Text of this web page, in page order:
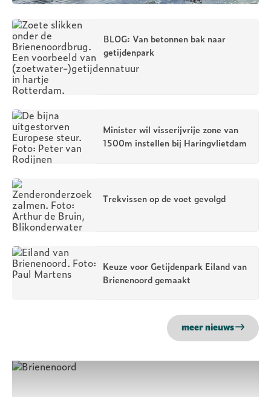
BLOG: Van betonnen bak naar
getijdenpark
Minister wil visserijvrije zone van
1500m instellen bij Haringvlietdam
Trekvissen op de voet gevolgd
Keuze voor Getijdenpark Eiland van
Brienenoord gemaakt
meer nieuws